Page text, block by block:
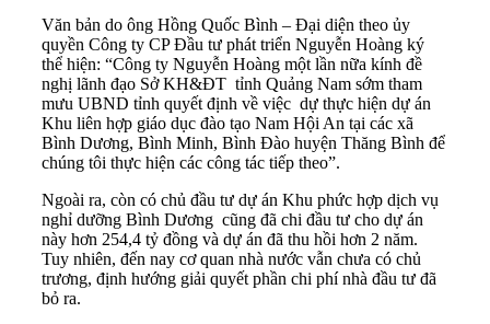
Văn bản do ông Hồng Quốc Bình – Đại diện theo ủy
quyền Công ty CP Đầu tư phát triển Nguyễn Hoàng ký
thể hiện: “Công ty Nguyễn Hoàng một lần nữa kính đề
nghị lãnh đạo Sở KH&ĐT tỉnh Quảng Nam sớm tham
mưu UBND tỉnh quyết định về việc dự thực hiện dự án
Khu liên hợp giáo dục đào tạo Nam Hội An tại các xã
Bình Dương, Bình Minh, Bình Đào huyện Thăng Bình để
chúng tôi thực hiện các công tác tiếp theo”.
Ngoài ra, còn có chủ đầu tư dự án Khu phức hợp dịch vụ
nghỉ dưỡng Bình Dương cũng đã chi đầu tư cho dự án
này hơn 254,4 tỷ đồng và dự án đã thu hồi hơn 2 năm.
Tuy nhiên, đến nay cơ quan nhà nước vẫn chưa có chủ
trương, định hướng giải quyết phần chi phí nhà đầu tư đã
bỏ ra.